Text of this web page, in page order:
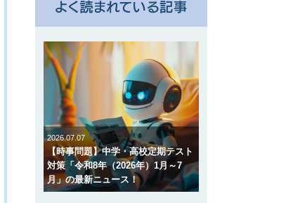
2026.07.07
【時事問題】中学・高校定期テスト
対策「令和8年（2026年）1月～7
月」の最新ニュース！